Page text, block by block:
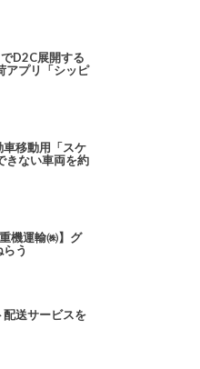
D2C展開する
アプリ「シッピ
移動用「スケ
きない車両を約
機運輸㈱】グ
う
送サービスを